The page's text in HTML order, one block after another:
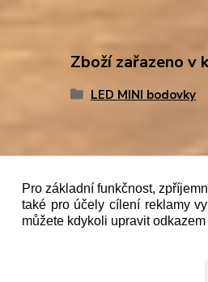
Zboží zařazeno v
LED MINI bodovky
Sb. o evidenci tržeb je
výpadku pak
Pro základní funkčnost,
také pro účely cílení reklamy
můžete kdykoli upravit